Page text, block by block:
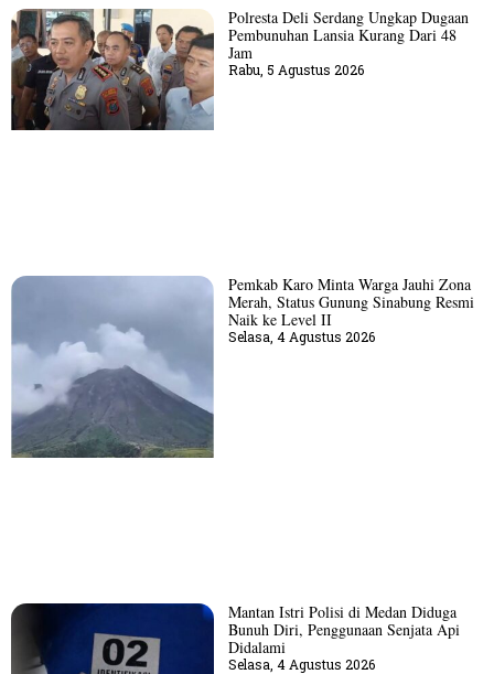
Polresta Deli Serdang Ungkap Dugaan
Pembunuhan Lansia Kurang Dari 48
Jam
Rabu, 5 Agustus 2026
Pemkab Karo Minta Warga Jauhi Zona
Merah, Status Gunung Sinabung Resmi
Naik ke Level II
Selasa, 4 Agustus 2026
Mantan Istri Polisi di Medan Diduga
Bunuh Diri, Penggunaan Senjata Api
Didalami
Selasa, 4 Agustus 2026